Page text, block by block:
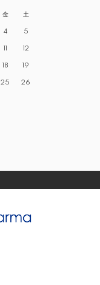
金 土
4 5
12
18 19
25 26